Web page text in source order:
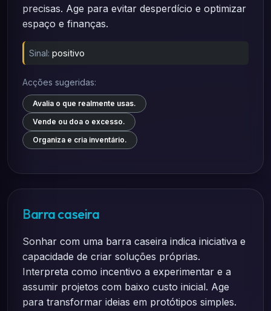
precisas. Age para evitar desperdício e optimizar
espaço e finanças.
Sinal: positivo
Acções sugeridas:
Avalia o que realmente usas.
Vende ou doa o excesso.
Organiza e cria inventário.
Barra caseira
Sonhar com uma barra caseira indica iniciativa e
capacidade de criar soluções próprias.
Interpreta como incentivo a experimentar e a
assumir projetos com baixo custo inicial. Age
para transformar ideias em protótipos simples.